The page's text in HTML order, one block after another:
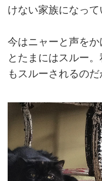
けない家族になって
今はニャーと声をか
とたまにはスルー
もスルーされるのだ